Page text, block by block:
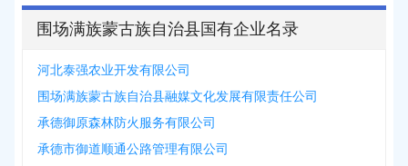
围场满族蒙古族自治县国有企业名录
河北泰强农业开发有限公司
围场满族蒙古族自治县融媒文化发展有限责任公司
承德御原森林防火服务有限公司
承德市御道顺通公路管理有限公司